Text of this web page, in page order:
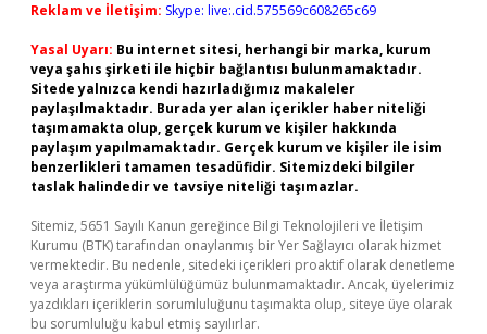
Reklam ve İletişim: Skype: live:.cid.575569c608265c69
Yasal Uyarı: Bu internet sitesi, herhangi bir marka, kurum
veya şahıs şirketi ile hiçbir bağlantısı bulunmamaktadır.
Sitede yalnızca kendi hazırladığımız makaleler
paylaşılmaktadır. Burada yer alan içerikler haber niteliği
taşımamakta olup, gerçek kurum ve kişiler hakkında
paylaşım yapılmamaktadır. Gerçek kurum ve kişiler ile isim
benzerlikleri tamamen tesadüfidir. Sitemizdeki bilgiler
taslak halindedir ve tavsiye niteliği taşımazlar.
Sitemiz, 5651 Sayılı Kanun gereğince Bilgi Teknolojileri ve İletişim
Kurumu (BTK) tarafından onaylanmış bir Yer Sağlayıcı olarak hizmet
vermektedir. Bu nedenle, sitedeki içerikleri proaktif olarak denetleme
veya araştırma yükümlülüğümüz bulunmamaktadır. Ancak, üyelerimiz
yazdıkları içeriklerin sorumluluğunu taşımakta olup, siteye üye olarak
bu sorumluluğu kabul etmiş sayılırlar.